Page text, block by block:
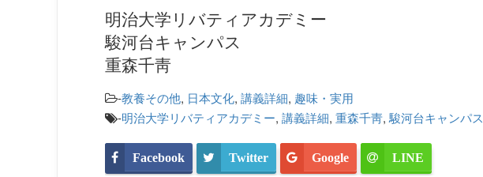
明治大学リバティアカデミー
駿河台キャンパス
重森千靑
-教養その他, 日本文化, 講義詳細, 趣味・実用
-明治大学リバティアカデミー, 講義詳細, 重森千靑,駿河台キャンパス
Facebook Twitter Google LINE